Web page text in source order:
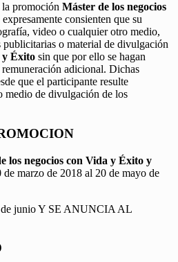
promoción Máster de los negocios
expresamente consienten que su
video o cualquier otro medio,
publicitarias o material de divulgación
y Éxito sin que por ello se hagan
adicional. Dichas
que el participante resulte
medio de divulgación de los
los negocios con Vida y Éxito y
de marzo de 2018 al 20 de mayo de
junio Y SE ANUNCIA AL